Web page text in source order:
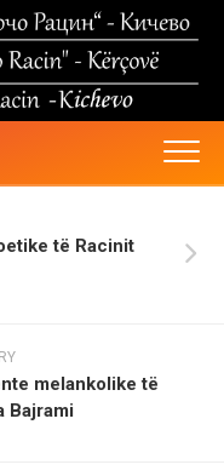
të Racinit
melankolike të
Bajrami